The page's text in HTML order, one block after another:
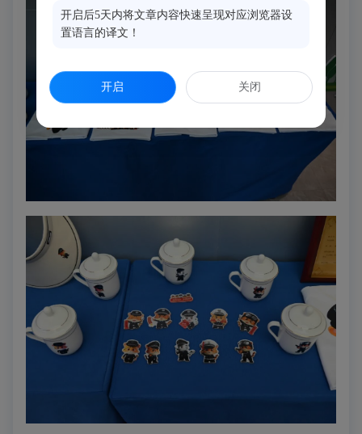
开启后5天内将文章内容快速呈现对应浏览器设
置语言的译文！
开启 关闭